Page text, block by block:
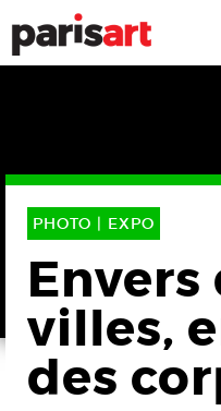
PHOTO | EXPO
Envers
villes,
des